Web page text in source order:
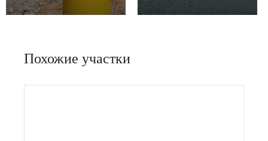
Похожие участки